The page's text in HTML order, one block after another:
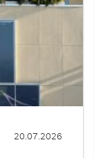
20.07.2026